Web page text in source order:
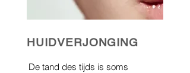
HUIDVERJONGING
De tand des tijds is soms